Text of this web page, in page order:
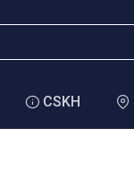
CSKH